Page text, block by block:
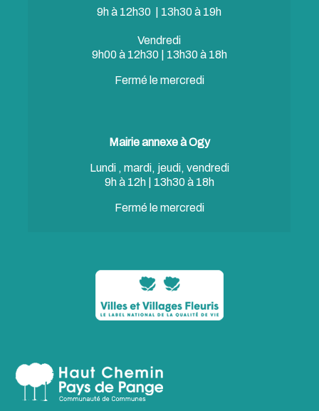
9h à 12h30 | 13h30 à 19h
Vendredi
9h00 à 12h30 | 13h30 à 18h
Fermé le mercredi
Mairie annexe à Ogy
Lundi , mardi, jeudi, vendredi
9h à 12h | 13h30 à 18h
Fermé le mercredi